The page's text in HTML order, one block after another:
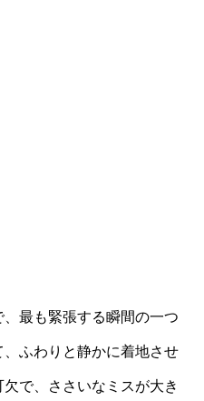
最も緊張する瞬間の一つ
ふわりと静かに着地させ
で、ささいなミスが大き